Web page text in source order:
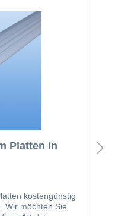
darstellt. Die
variieren je nach
Doppelstegplatten
und optische
diversen Stärken
von
Platten in
kostengünstig
Wir möchten Sie